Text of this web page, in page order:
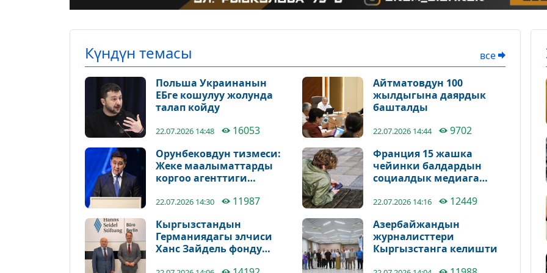
Күндүн темасы все
Польша Украинанын
ЕБге кошулуу жолунда
талап койду
22.07.2026 14:48 16053
Айтматовдун 100
жылдыгына даярдык
башталды
22.07.2026 14:44
9702
Орунбековдун тизмеси:
Жеке маалыматтарды
коргоо агенттиги
22.07.2026 14:30 11987
Франция 15 жашка
чейинки балдардын
социалдык медиага
22.07.2026 14:16
12449
Кыргызстандын
Германиядагы элчиси
Ханс Зайдель фонду
Азербайжандын
журналисттери
Кыргызстанга келишти